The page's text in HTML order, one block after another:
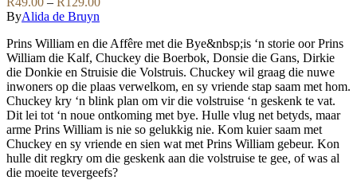
The
options
may
be
chosen
on
the
product
page
through
R129.00
ByAlida de Bruyn
Prins William en die Affêre met die Bye&nbsp;is ‘n storie oor Prins
William die Kalf, Chuckey die Boerbok, Donsie die Gans, Dirkie
die Donkie en Struisie die Volstruis. Chuckey wil graag die nuwe
inwoners op die plaas verwelkom, en sy vriende stap saam met hom.
Chuckey kry ‘n blink plan om vir die volstruise ‘n geskenk te vat.
Dit lei tot ‘n noue ontkoming met bye. Hulle vlug net betyds, maar
arme Prins William is nie so gelukkig nie. Kom kuier saam met
Chuckey en sy vriende en sien wat met Prins William gebeur. Kon
hulle dit regkry om die geskenk aan die volstruise te gee, of was al
die moeite tevergeefs?